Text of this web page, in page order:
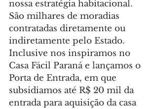
nossa estratégia habitacional.
São milhares de moradias
contratadas diretamente ou
indiretamente pelo Estado.
Inclusive nos inspiramos no
Casa Fácil Paraná e lançamos o
Porta de Entrada, em que
subsidiamos até R$ 20 mil da
entrada para aquisição da casa